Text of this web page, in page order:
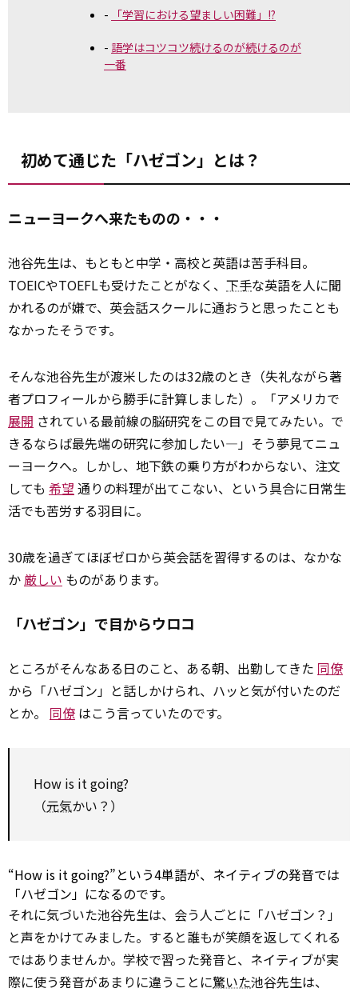
「学習における望ましい困難」!?
語学はコツコツ続けるのが続けるのが
一番
初めて通じた「ハゼゴン」とは？
ニューヨークへ来たものの・・・
池谷先生は、もともと中学・高校と英語は苦手科目。
TOEICやTOEFLも受けたことがなく、 下手な英語を人に聞
かれるのが嫌で、英会話スクールに通おうと思ったことも
なかったそうです。
そんな池谷先生が渡米したのは32歳のとき（失礼ながら著
者プロフィールから勝手に計算しました）。「アメリカで
展開 されている最前線の脳研究をこの目で見てみたい。で
きるならば最先端の研究に参加したい―」そう夢見てニュ
ーヨークへ。しかし、地下鉄の乗り方がわからない、注文
しても 希望 通りの料理が出てこない、という具合に日常生
活でも苦労する羽目に。
30歳を過ぎてほぼゼロから英会話を習得するのは、なかな
か厳しい ものがあります。
「ハゼゴン」で目からウロコ
ところがそんなある日のこと、ある朝、出勤してきた 同僚
から「ハゼゴン」と話しかけられ、ハッと気が付いたのだ
とか。 同僚 はこう言っていたのです。
How is it going?
（元気かい？）
“How is it going?”という4単語が、ネイティブの発音では
「ハゼゴン」になるのです。
それに気づいた池谷先生は、会う人ごとに「ハゼゴン？」
と声をかけてみました。すると誰もが笑顔を返してくれる
ではありませんか。学校で習った発音と、ネイティブが実
際に使う発音があまりに違うことに驚いた池谷先生は、